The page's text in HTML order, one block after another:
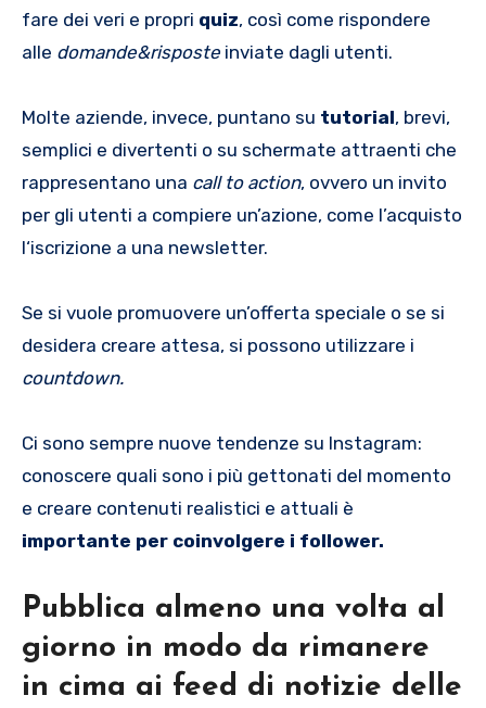
fare dei veri e propri quiz, così come rispondere
alle domande&risposte inviate dagli utenti.
Molte aziende, invece, puntano su tutorial, brevi,
semplici e divertenti o su schermate attraenti che
rappresentano una call to action, ovvero un invito
per gli utenti a compiere un’azione, come l’acquisto
l‘iscrizione a una newsletter.
Se si vuole promuovere un’offerta speciale o se si
desidera creare attesa, si possono utilizzare i
countdown.
Ci sono sempre nuove tendenze su Instagram:
conoscere quali sono i più gettonati del momento
e creare contenuti realistici e attuali è
importante per coinvolgere i follower.
Pubblica almeno una volta al
giorno in modo da rimanere
in cima ai feed di notizie delle